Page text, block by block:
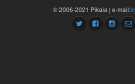
© 2006-2021 Pikaia | e-mail: